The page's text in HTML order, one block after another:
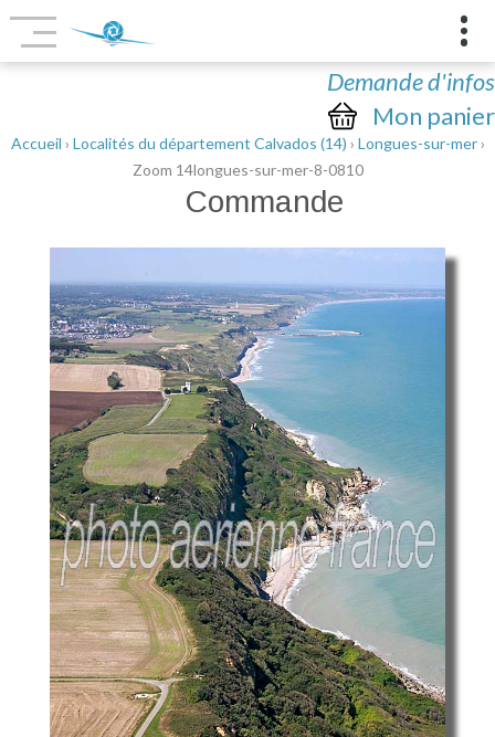
Demande d'infos
Mon panier
Accueil › Localités du département Calvados (14) › Longues-sur-mer›
Zoom 14longues-sur-mer-8-0810
Commande